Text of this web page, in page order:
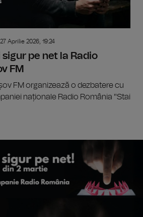
27 Aprilie 2026, 19:24
pe net la Radio
FM
FM organizează o dezbatere cu
naționale Radio România "Stai